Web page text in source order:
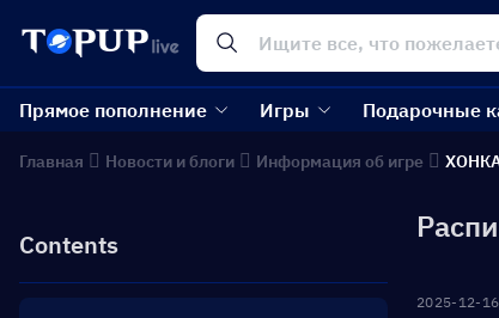
Прямое пополнение Игры Подарочные
Главная Новости и блоги Информация об игре
Contents
2025-12-